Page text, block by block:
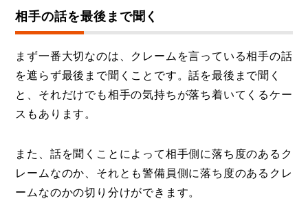
相手の話を最後まで聞く
まず一番大切なのは、クレームを言っている相手の話
を遮らず最後まで聞くことです。話を最後まで聞く
と、それだけでも相手の気持ちが落ち着いてくるケー
スもあります。
また、話を聞くことによって相手側に落ち度のあるク
レームなのか、それとも警備員側に落ち度のあるクレ
ームなのかの切り分けができます。